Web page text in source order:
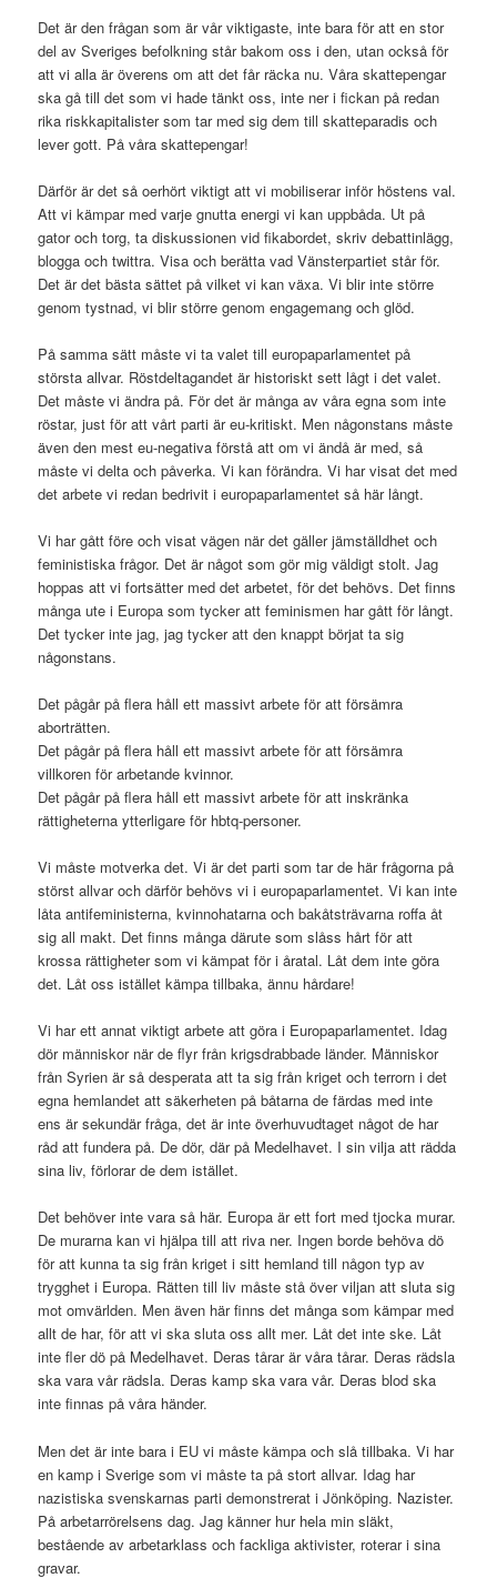
Det är den frågan som är vår viktigaste, inte bara för att en stor
del av Sveriges befolkning står bakom oss i den, utan också för
att vi alla är överens om att det får räcka nu. Våra skattepengar
ska gå till det som vi hade tänkt oss, inte ner i fickan på redan
rika riskkapitalister som tar med sig dem till skatteparadis och
lever gott. På våra skattepengar!
Därför är det så oerhört viktigt att vi mobiliserar inför höstens val.
Att vi kämpar med varje gnutta energi vi kan uppbåda. Ut på
gator och torg, ta diskussionen vid fikabordet, skriv debattinlägg,
blogga och twittra. Visa och berätta vad Vänsterpartiet står för.
Det är det bästa sättet på vilket vi kan växa. Vi blir inte större
genom tystnad, vi blir större genom engagemang och glöd.
På samma sätt måste vi ta valet till europaparlamentet på
största allvar. Röstdeltagandet är historiskt sett lågt i det valet.
Det måste vi ändra på. För det är många av våra egna som inte
röstar, just för att vårt parti är eu-kritiskt. Men någonstans måste
även den mest eu-negativa förstå att om vi ändå är med, så
måste vi delta och påverka. Vi kan förändra. Vi har visat det med
det arbete vi redan bedrivit i europaparlamentet så här långt.
Vi har gått före och visat vägen när det gäller jämställdhet och
feministiska frågor. Det är något som gör mig väldigt stolt. Jag
hoppas att vi fortsätter med det arbetet, för det behövs. Det finns
många ute i Europa som tycker att feminismen har gått för långt.
Det tycker inte jag, jag tycker att den knappt börjat ta sig
någonstans.
Det pågår på flera håll ett massivt arbete för att försämra
aborträtten.
Det pågår på flera håll ett massivt arbete för att försämra
villkoren för arbetande kvinnor.
Det pågår på flera håll ett massivt arbete för att inskränka
rättigheterna ytterligare för hbtq-personer.
Vi måste motverka det. Vi är det parti som tar de här frågorna på
störst allvar och därför behövs vi i europaparlamentet. Vi kan inte
låta antifeministerna, kvinnohatarna och bakåtsträvarna roffa åt
sig all makt. Det finns många därute som slåss hårt för att
krossa rättigheter som vi kämpat för i åratal. Låt dem inte göra
det. Låt oss istället kämpa tillbaka, ännu hårdare!
Vi har ett annat viktigt arbete att göra i Europaparlamentet. Idag
dör människor när de flyr från krigsdrabbade länder. Människor
från Syrien är så desperata att ta sig från kriget och terrorn i det
egna hemlandet att säkerheten på båtarna de färdas med inte
ens är sekundär fråga, det är inte överhuvudtaget något de har
råd att fundera på. De dör, där på Medelhavet. I sin vilja att rädda
sina liv, förlorar de dem istället.
Det behöver inte vara så här. Europa är ett fort med tjocka murar.
De murarna kan vi hjälpa till att riva ner. Ingen borde behöva dö
för att kunna ta sig från kriget i sitt hemland till någon typ av
trygghet i Europa. Rätten till liv måste stå över viljan att sluta sig
mot omvärlden. Men även här finns det många som kämpar med
allt de har, för att vi ska sluta oss allt mer. Låt det inte ske. Låt
inte fler dö på Medelhavet. Deras tårar är våra tårar. Deras rädsla
ska vara vår rädsla. Deras kamp ska vara vår. Deras blod ska
inte finnas på våra händer.
Men det är inte bara i EU vi måste kämpa och slå tillbaka. Vi har
en kamp i Sverige som vi måste ta på stort allvar. Idag har
nazistiska svenskarnas parti demonstrerat i Jönköping. Nazister.
På arbetarrörelsens dag. Jag känner hur hela min släkt,
bestående av arbetarklass och fackliga aktivister, roterar i sina
gravar.